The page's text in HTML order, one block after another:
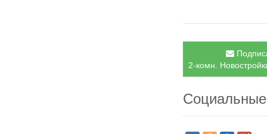
2-комн.